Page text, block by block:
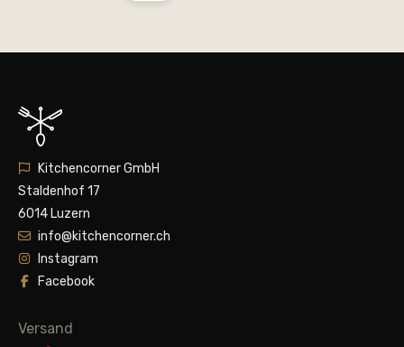
Kitchencorner GmbH
Staldenhof 17
6014 Luzern
info@kitchencorner.ch
Instagram
Facebook
Versand